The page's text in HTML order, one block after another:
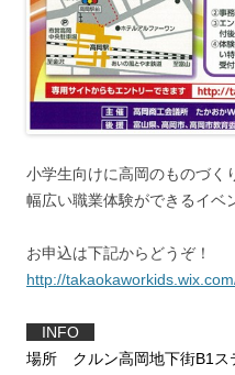
小学生向けに高岡のものづく
幅広い職業体験ができるイベ
お申込は下記からどうぞ！
http://
INFO
場所 クルン高岡地下街B1ス